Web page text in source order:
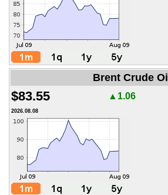
Brent Crude Oil
$83.55 ▲1.06
2026.08.08